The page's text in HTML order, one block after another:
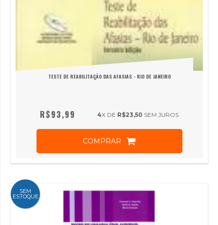
TESTE DE REABILITAÇÃO DAS AFASIAS - RIO DE JANEIRO
R$93,99 4X DE R$23,50 SEM JUROS
COMPRAR
SEM
ESTOQUE